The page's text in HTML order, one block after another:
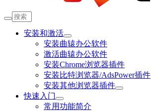
安装和激活
安装曲辕办公软件
激活曲辕办公软件
安装Chrome浏览器插件
安装比特浏览器/AdsPower插件
安装其他浏览器插件
快速入门
常用功能简介